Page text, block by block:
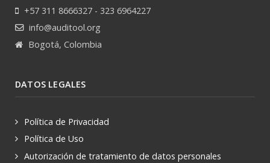
+57 311 8666327 - 323 6964227
info@auditool.org
Bogotá, Colombia
DATOS LEGALES
Política de Privacidad
Política de Uso
Autorización de tratamiento de datos personales